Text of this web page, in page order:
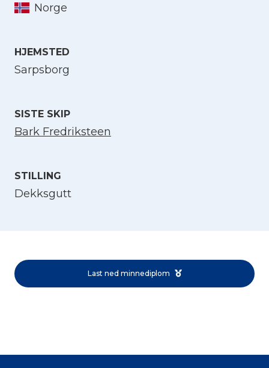
Norge
HJEMSTED
Sarpsborg
SISTE SKIP
Bark Fredriksteen
STILLING
Dekksgutt
Last ned minnediplom
English